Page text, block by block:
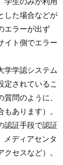
した場合などが
エラーが出ず
イト側でエラー
学学認システム
定されているこ
問のように、
あります）。
認証手段で認証
メディアセンタ
セスなど）。